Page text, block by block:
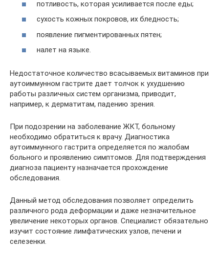
потливость, которая усиливается после еды;
сухость кожных покровов, их бледность;
появление пигментированных пятен;
налет на языке.
Недостаточное количество всасываемых витаминов при
аутоиммунном гастрите дает толчок к ухудшению
работы различных систем организма, приводит,
например, к дерматитам, падению зрения.
При подозрении на заболевание ЖКТ, больному
необходимо обратиться к врачу. Диагностика
аутоиммунного гастрита определяется по жалобам
больного и проявлению симптомов. Для подтверждения
диагноза пациенту назначается прохождение
обследования.
Данный метод обследования позволяет определить
различного рода деформации и даже незначительное
увеличение некоторых органов. Специалист обязательно
изучит состояние лимфатических узлов, печени и
селезенки.